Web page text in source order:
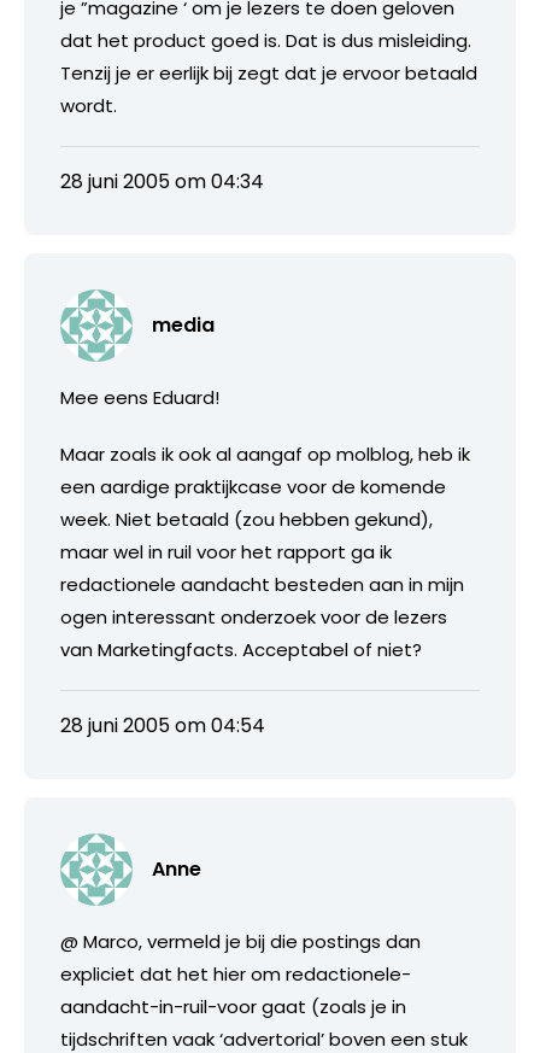
je ”magazine ‘ om je lezers te doen geloven
dat het product goed is. Dat is dus misleiding.
Tenzij je er eerlijk bij zegt dat je ervoor betaald
wordt.
28 juni 2005 om 04:34
media
Mee eens Eduard!
Maar zoals ik ook al aangaf op molblog, heb ik
een aardige praktijkcase voor de komende
week. Niet betaald (zou hebben gekund),
maar wel in ruil voor het rapport ga ik
redactionele aandacht besteden aan in mijn
ogen interessant onderzoek voor de lezers
van Marketingfacts. Acceptabel of niet?
28 juni 2005 om 04:54
Anne
@ Marco, vermeld je bij die postings dan
expliciet dat het hier om redactionele-
aandacht-in-ruil-voor gaat (zoals je in
tijdschriften vaak ‘advertorial’ boven een stuk